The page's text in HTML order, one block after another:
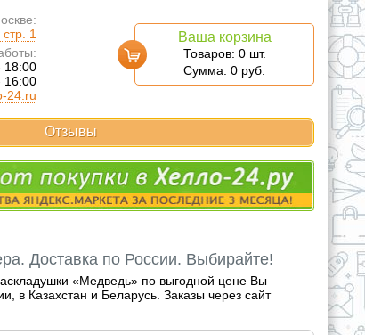
1
18:00
16:00
24.ru
Ваша корзина
Товаров: 0 шт.
Сумма: 0 руб.
Отзывы
Доставка по России. Выбирайте!
«Медведь» по выгодной цене Вы
в Казахстан и Беларусь. Заказы через сайт